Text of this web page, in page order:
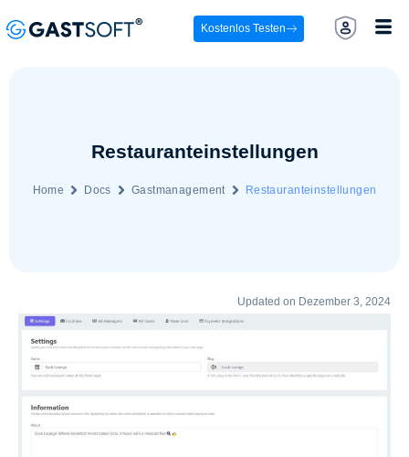
Kostenlos Testen
Restauranteinstellungen
Home Docs Gastmanagement Restauranteinstellungen
Updated on Dezember 3, 2024